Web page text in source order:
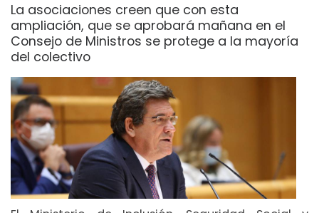
La asociaciones creen que con esta
ampliación, que se aprobará mañana en el
Consejo de Ministros se protege a la mayoría
del colectivo